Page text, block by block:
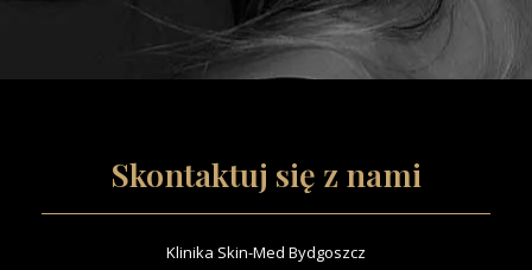
Skontaktuj się z nami
Klinika Skin-Med Bydgoszcz